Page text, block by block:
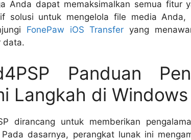
Anda dapat memaksimalkan semua fitur
solusi untuk mengelola file media Anda,
FonePaw iOS Transfer yang
data.
Panduan
Langkah di
dirancang untuk memberikan
Pada dasarnya, perangkat lunak ini